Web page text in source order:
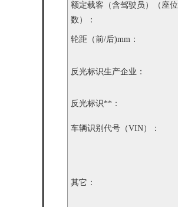
额定载客（含驾驶员）（座位
数）：
轮距（前/后)mm：
反光标识生产企业：
反光标识**：
车辆识别代号（VIN）：
其它：